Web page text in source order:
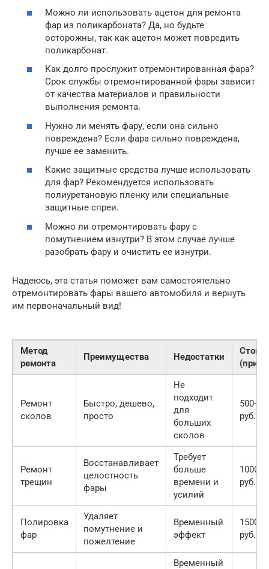
Можно ли использовать ацетон для ремонта
фар из поликарбоната? Да, но будьте
осторожны, так как ацетон может повредить
поликарбонат.
Как долго прослужит отремонтированная фара?
Срок службы отремонтированной фары зависит
от качества материалов и правильности
выполнения ремонта.
Нужно ли менять фару, если она сильно
повреждена? Если фара сильно повреждена,
лучше ее заменить.
Какие защитные средства лучше использовать
для фар? Рекомендуется использовать
полиуретановую пленку или специальные
защитные спреи.
Можно ли отремонтировать фару с
помутнением изнутри? В этом случае лучше
разобрать фару и очистить ее изнутри.
Надеюсь, эта статья поможет вам самостоятельно
отремонтировать фары вашего автомобиля и вернуть
им первоначальный вид!
Метод
ремонта
Преимущества Недостатки
Ремонт
сколов
Быстро, дешево,
просто
Не
подходит
для
больших
сколов
500-
руб.
Ремонт
трещин
Восстанавливает
целостность
фары
Требует
больше
времени и
усилий
1000-
руб.
Полировка
фар
Удаляет
помутнение и
пожелтение
Временный
эффект
1500-
руб.
Временный